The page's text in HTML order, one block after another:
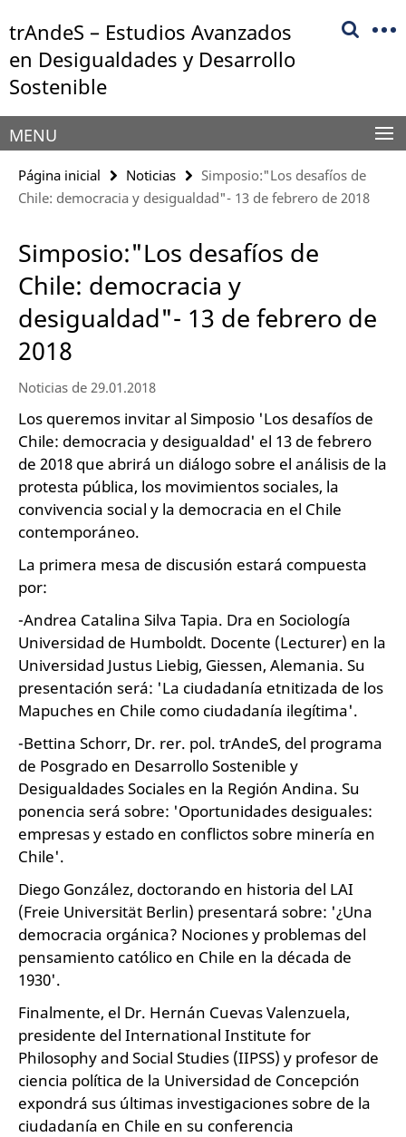
direkt
zu
Inhalt
trAndeS – Estudios Avanzados
en Desigualdades y Desarrollo
Sostenible
Herramientas
de
navegación
MENU
Página inicial Noticias
Simposio:"Los desafíos de
Chile: democracia y desigualdad"- 13 de febrero de 2018
Simposio:"Los desafíos de
Chile: democracia y
desigualdad"- 13 de febrero de
2018
Noticias de 29.01.2018
Los queremos invitar al Simposio 'Los desafíos de
Chile: democracia y desigualdad' el 13 de febrero
de 2018 que abrirá un diálogo sobre el análisis de la
protesta pública, los movimientos sociales, la
convivencia social y la democracia en el Chile
contemporáneo.
La primera mesa de discusión estará compuesta
por:
-Andrea Catalina Silva Tapia. Dra en Sociología
Universidad de Humboldt. Docente (Lecturer) en la
Universidad Justus Liebig, Giessen, Alemania. Su
presentación será: 'La ciudadanía etnitizada de los
Mapuches en Chile como ciudadanía ilegítima'.
-Bettina Schorr, Dr. rer. pol. trAndeS, del programa
de Posgrado en Desarrollo Sostenible y
Desigualdades Sociales en la Región Andina. Su
ponencia será sobre: 'Oportunidades desiguales:
empresas y estado en conflictos sobre minería en
Chile'.
Diego González, doctorando en historia del LAI
(Freie Universität Berlin) presentará sobre: '¿Una
democracia orgánica? Nociones y problemas del
pensamiento católico en Chile en la década de
1930'.
Finalmente, el Dr. Hernán Cuevas Valenzuela,
presidente del International Institute for
Philosophy and Social Studies (IIPSS) y profesor de
ciencia política de la Universidad de Concepción
expondrá sus últimas investigaciones sobre de la
ciudadanía en Chile en su conferencia